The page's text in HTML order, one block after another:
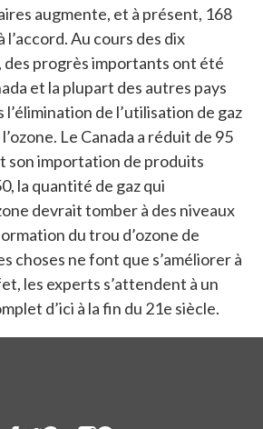
augmente, et à présent, 168
l’accord. Au cours des dix
des progrès importants ont été
et la plupart des autres pays
de l’utilisation de gaz
Le Canada a réduit de 95
son importation de produits
la quantité de gaz qui
devrait tomber à des niveaux
du trou d’ozone de
choses ne font que s’améliorer à
les experts s’attendent à un
d’ici à la fin du 21e siècle.